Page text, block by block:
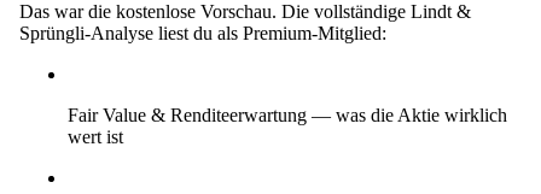
Das war die kostenlose Vorschau. Die vollständige Lindt &
Sprüngli-Analyse liest du als Premium-Mitglied:
Fair Value & Renditeerwartung — was die Aktie wirklich
wert ist